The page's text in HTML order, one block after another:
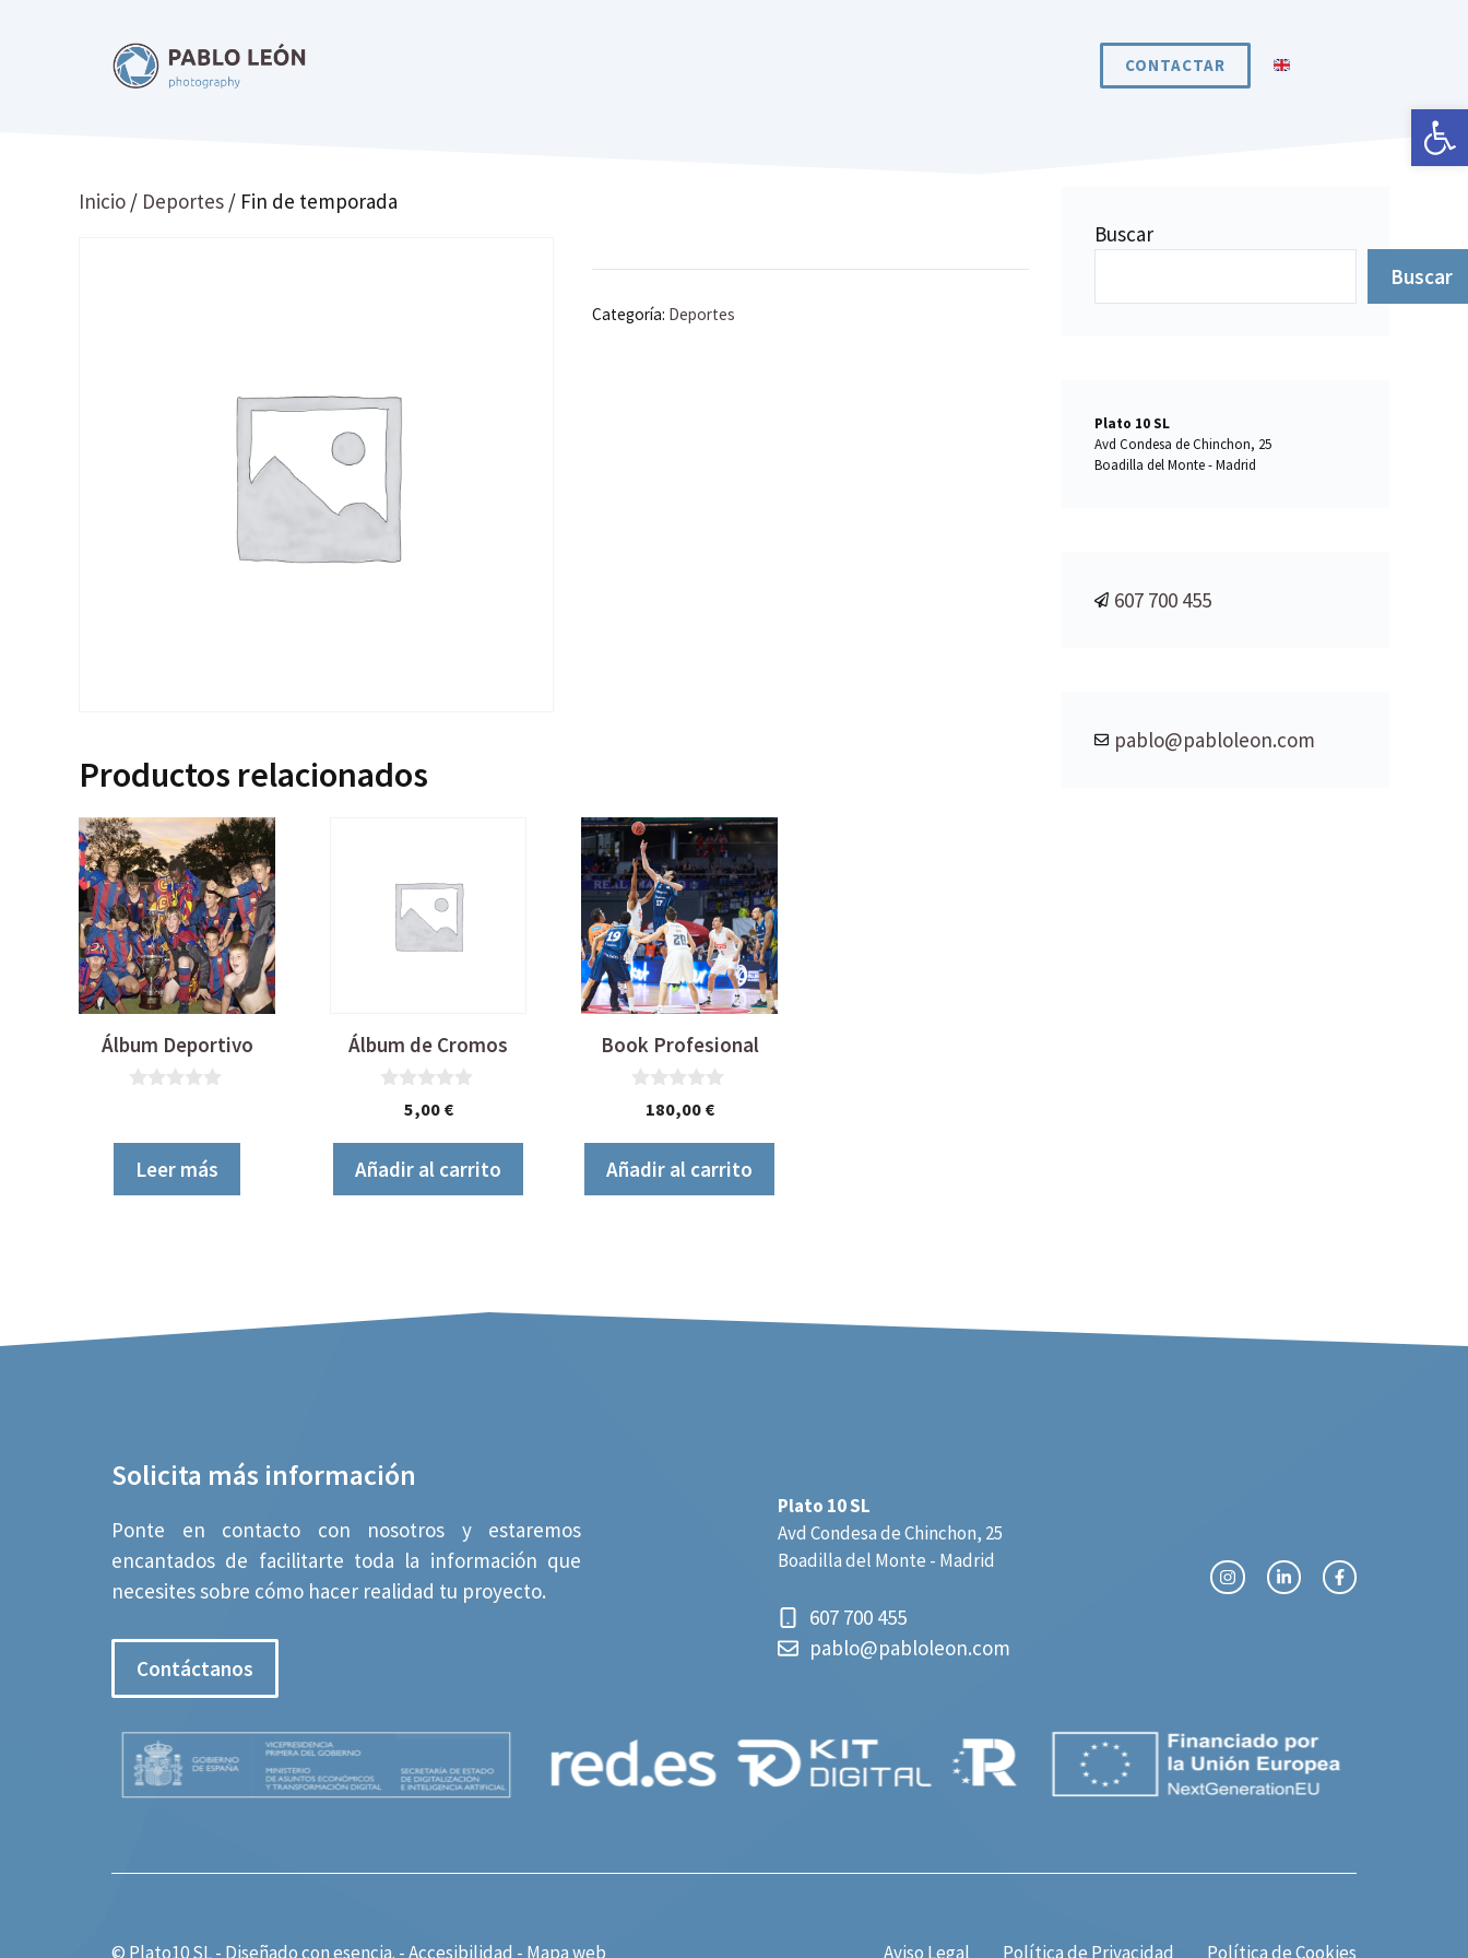
Abrir
CONTACTAR
Inicio / Deportes / Fin de temporada
Categoría: Deportes
Productos relacionados
Álbum Deportivo
Leer más
Álbum de Cromos
5,00 €
Añadir al carrito
Book Profesional
180,00 €
Añadir al carrito
Buscar
Buscar
Plato 10 SL
Avd Condesa de Chinchon, 25
Boadilla del Monte - Madrid
607 700 455
pablo@pabloleon.com
Solicita más información
Ponte en contacto con nosotros y estaremos
encantados de facilitarte toda la información que
necesites sobre cómo hacer realidad tu proyecto.
Contáctanos
Plato 10 SL
Avd Condesa de Chinchon, 25
Boadilla del Monte - Madrid
607 700 455
pablo@pabloleon.com
© Plato10 SL - Diseñado conesencia. -Accesibilidad - Mapa web Aviso Legal Política de Privacidad Política de Cookies